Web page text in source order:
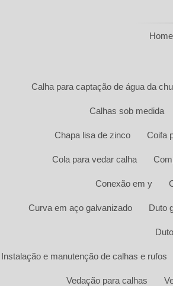
Home
Calha para captação de água da
Calhas sob medida
Chapa lisa de zinco Coifa
Cola para vedar calha
Conexão em y
Curva em aço galvanizado Duto
Instalação e manutenção de calhas e rufos
Vedação para calhas